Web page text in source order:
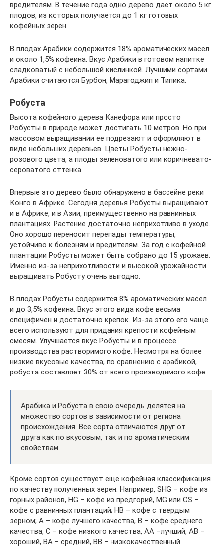
вредителям. В течение года одно дерево дает около 5 кг
плодов, из которых получается до 1 кг готовых
кофейных зерен.
В плодах Арабики содержится 18% ароматических масел
и около 1,5% кофеина. Вкус Арабики в готовом напитке
сладковатый с небольшой кислинкой. Лучшими сортами
Арабики считаются Бурбон, Марагоджип и Типика.
Робуста
Высота кофейного дерева Канефора или просто
Робусты в природе может достигать 10 метров. Но при
массовом выращивании ее подрезают и оформляют в
виде небольших деревьев. Цветы Робусты нежно-
розового цвета, а плоды зеленоватого или коричневато-
сероватого оттенка.
Впервые это дерево было обнаружено в бассейне реки
Конго в Африке. Сегодня деревья Робусты выращивают
и в Африке, и в Азии, преимущественно на равнинных
плантациях. Растение достаточно неприхотливо в уходе.
Оно хорошо переносит перепады температуры,
устойчиво к болезням и вредителям. За год с кофейной
плантации Робусты может быть собрано до 15 урожаев.
Именно из-за неприхотливости и высокой урожайности
выращивать Робусту очень выгодно.
В плодах Робусты содержится 8% ароматических масел
и до 3,5% кофеина. Вкус этого вида кофе весьма
специфичен и достаточно крепок. Из-за этого его чаще
всего используют для придания крепости кофейным
смесям. Улучшается вкус Робусты и в процессе
производства растворимого кофе. Несмотря на более
низкие вкусовые качества, по сравнению с арабикой,
робуста составляет 30% от всего производимого кофе.
Арабика и Робуста в свою очередь делятся на
множество сортов в зависимости от региона
происхождения. Все сорта отличаются друг от
друга как по вкусовым, так и по ароматическим
свойствам.
Кроме сортов существует еще кофейная классификация
по качеству полученных зерен. Например, SHG – кофе из
горных районов, HG – кофе из предгорий, MG или CS –
кофе с равнинных плантаций; HB – кофе с твердым
зерном; A – кофе лучшего качества, B – кофе среднего
качества, C – кофе низкого качества, AA –лучший, AB –
хороший, BA – средний, BB – низкокачественный.